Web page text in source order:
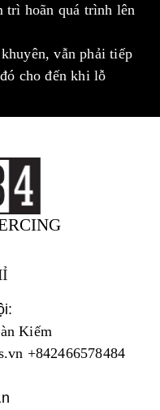
trì hoãn quá trình lên
vẫn phải tiếp
cho đến khi lỗ
Kiếm
+842466578484